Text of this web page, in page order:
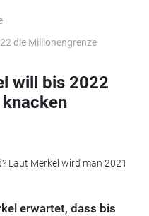
die Millionengrenze
will bis 2022
Laut Merkel wird man 2021
erwartet, dass bis